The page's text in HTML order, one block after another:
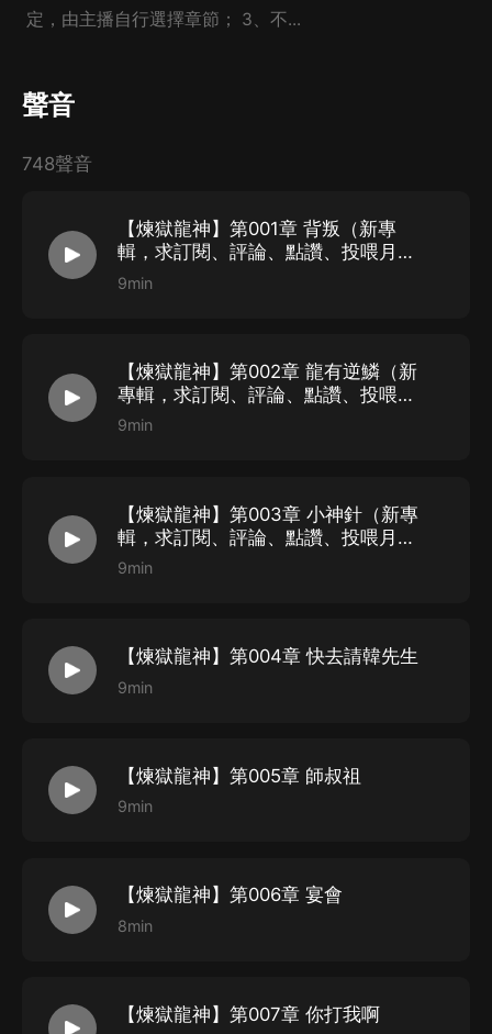
定，由主播自行選擇章節； 3、不...
聲音
748聲音
【煉獄龍神】第001章 背叛（新專
輯，求訂閱、評論、點讚、投喂月
票）
9min
【煉獄龍神】第002章 龍有逆鱗（新
專輯，求訂閱、評論、點讚、投喂月
票）
9min
【煉獄龍神】第003章 小神針（新專
輯，求訂閱、評論、點讚、投喂月
票）
9min
【煉獄龍神】第004章 快去請韓先生
9min
【煉獄龍神】第005章 師叔祖
9min
【煉獄龍神】第006章 宴會
8min
【煉獄龍神】第007章 你打我啊